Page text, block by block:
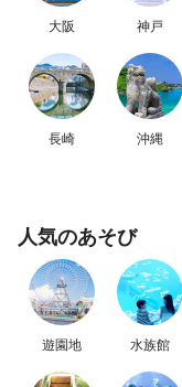
大阪 神戸
長崎 沖縄
人気のあそび
遊園地 水族館